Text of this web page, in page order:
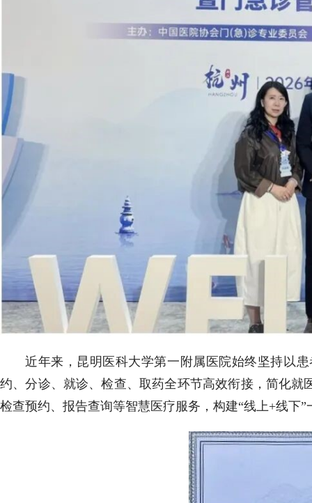
近年来，昆明医科大学第一附属医院始终坚持以
约、分诊、就诊、检查、取药全环节高效衔接，简化
检查预约、报告查询等智慧医疗服务，构建“线上+线下